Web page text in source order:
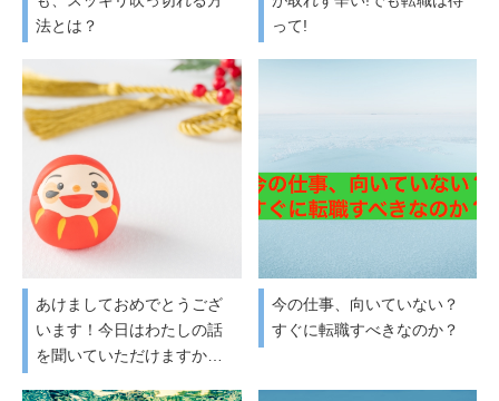
法とは？
って!
あけましておめでとうござ
います！今日はわたしの話
を聞いていただけますか…
今の仕事、向いていない？
すぐに転職すべきなのか？